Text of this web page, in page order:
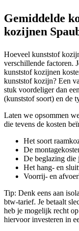
Gemiddelde
kozijnen
Hoeveel kunststof
verschillende factoren.
kunststof kozijnen
kunststof kozijn? Een
stuk voordeliger dan
(kunststof soort) en de
Laten we opsommen
die tevens de kosten
Het soort
De
De beglazing die
Het hang- en
Voorrij- en
Tip: Denk eens aan
btw-tarief. Je betaalt
heb je mogelijk recht
hiervoor investeren in